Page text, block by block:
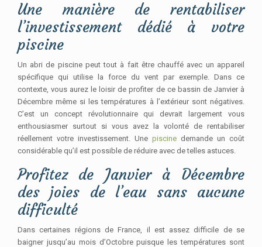
Une manière de rentabiliser
l’investissement dédié à votre
piscine
Un abri de piscine peut tout à fait être chauffé avec un appareil
spécifique qui utilise la force du vent par exemple. Dans ce
contexte, vous aurez le loisir de profiter de ce bassin de Janvier à
Décembre même si les températures à l’extérieur sont négatives.
C’est un concept révolutionnaire qui devrait largement vous
enthousiasmer surtout si vous avez la volonté de rentabiliser
réellement votre investissement. Une piscine demande un coût
considérable qu’il est possible de réduire avec de telles astuces.
Profitez de Janvier à Décembre
des joies de l’eau sans aucune
difficulté
Dans certaines régions de France, il est assez difficile de se
baigner jusqu’au mois d’Octobre puisque les températures sont